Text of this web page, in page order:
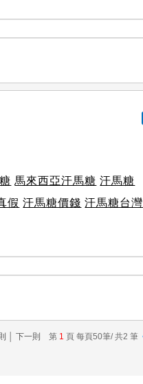
馬來西亞汗馬糖 汗馬糖
假 汗馬糖價錢 汗馬糖台灣
下一則 第 1 頁 每頁50筆/ 共2 筆